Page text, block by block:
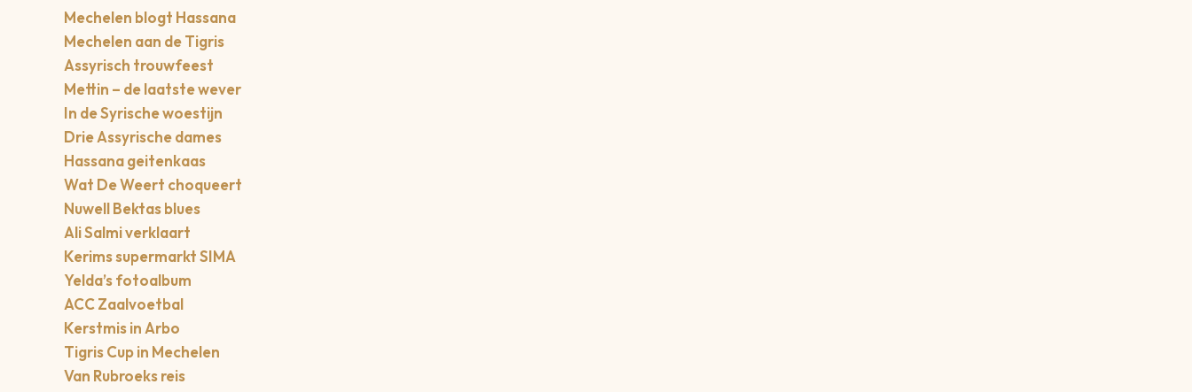
Mechelen blogt Hassana
Mechelen aan de Tigris
Assyrisch trouwfeest
Mettin – de laatste wever
In de Syrische woestijn
Drie Assyrische dames
Hassana geitenkaas
Wat De Weert choqueert
Nuwell Bektas blues
Ali Salmi verklaart
Kerims supermarkt SIMA
Yelda’s fotoalbum
ACC Zaalvoetbal
Kerstmis in Arbo
Tigris Cup in Mechelen
Van Rubroeks reis